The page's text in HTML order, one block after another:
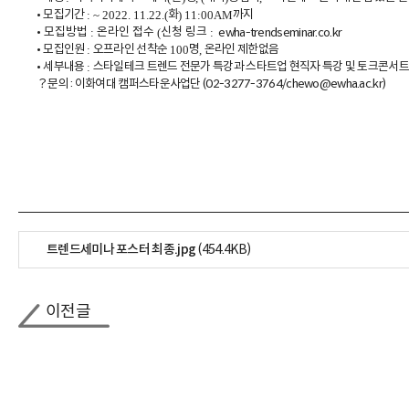
•모집기간 : ~ 2022. 11.22.(화) 11:00AM까지
• 모집방법 : 온라인 접수 (신청 링크 : ewha-trendseminar.co.kr
•모집인원 : 오프라인 선착순 100명, 온라인 제한없음
•세부내용 : 스타일테크 트렌드 전문가 특강과 스타트업 현직자 특강 및 토크콘서트
？문의 : 이화여대 캠퍼스타운사업단 (02-3277-3764/chewo@ewha.ac.kr)
트렌드세미나 포스터 최종.jpg(454.4KB)
이전글